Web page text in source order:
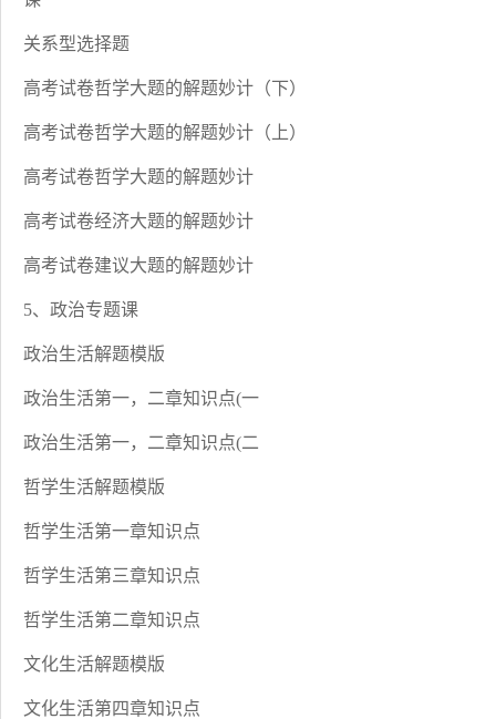
关系型选择题
高考试卷哲学大题的解题妙计（下）
高考试卷哲学大题的解题妙计（上）
高考试卷哲学大题的解题妙计
高考试卷经济大题的解题妙计
高考试卷建议大题的解题妙计
5、政治专题课
政治生活解题模版
政治生活第一，二章知识点(一
政治生活第一，二章知识点(二
哲学生活解题模版
哲学生活第一章知识点
哲学生活第三章知识点
哲学生活第二章知识点
文化生活解题模版
文化生活第四章知识点